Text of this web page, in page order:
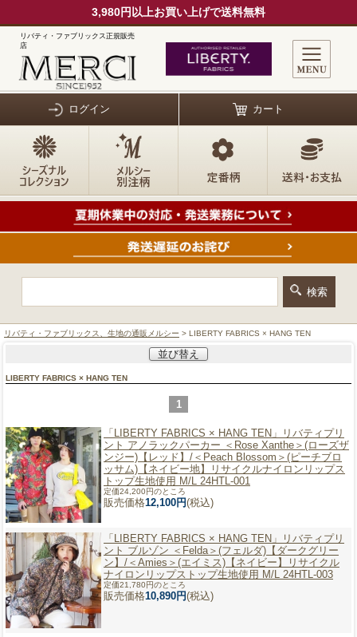
3,980円以上お買い上げで送料無料
リバティ・ファブリックス正規販売
店
ログイン カート
リバティ・ファブリックス、生地の通販メルシー > LIBERTY FABRICS × HANG TEN
並び替え
LIBERTY FABRICS × HANG TEN
1
「LIBERTY FABRICS × HANG TEN」
リバティプリ
ント アノラックパーカー ＜Rose Xanthe＞(ローズザ
ンジー)【レッド】/＜Peach Blossom＞(ピーチブロ
ッサム)【ネイビー地】リサイクルナイロンリップス
トップ生地使用 M/L 24HTL-001
定価24,200円のところ
販売価格12,100円(税込)
「LIBERTY FABRICS × HANG TEN」
リバティプリ
ント ブルゾン ＜Felda＞(フェルダ)【ダークグリー
ン】/＜Amies＞(エイミス)【ネイビー】リサイクル
ナイロンリップストップ生地使用 M/L 24HTL-003
定価21,780円のところ
販売価格10,890円(税込)